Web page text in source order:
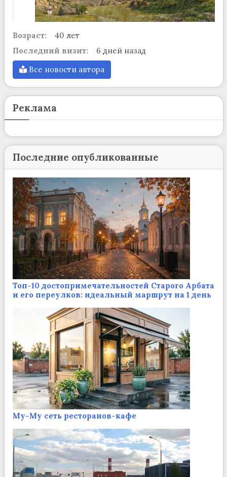
Возраст:
40 лет
Последний визит:
6 дней назад
Все новости автора
Реклама
Последние опубликованные
Топ-10 достопримечательностей Старого Арбата
и его переулков: идеальный маршрут на 1 день
Му-Му сеть ресторанов-кафе